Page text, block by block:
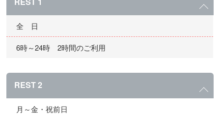
全 日
6時～24時 2時間のご利用
REST 2
月～金・祝前日